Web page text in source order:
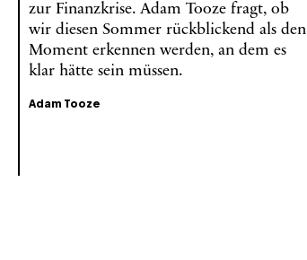
zur Finanzkrise. Adam Tooze fragt, ob
wir diesen Sommer rückblickend als den
Moment erkennen werden, an dem es
klar hätte sein müssen.
Adam Tooze